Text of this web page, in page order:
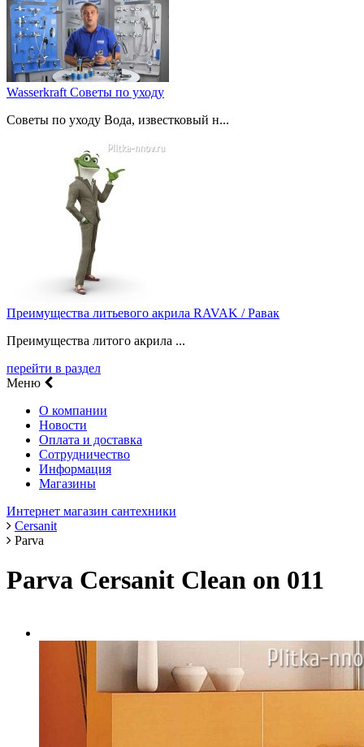
Wasserkraft Советы по уходу
Советы по уходу Вода, известковый н...
Преимущества литьевого акрила RAVAK / Равак
Преимущества литого акрила ...
перейти в раздел
Меню
О компании
Новости
Оплата и доставка
Сотрудничество
Информация
Магазины
Интернет магазин сантехники
Cersanit
Parva
Parva Cersanit Clean on 011